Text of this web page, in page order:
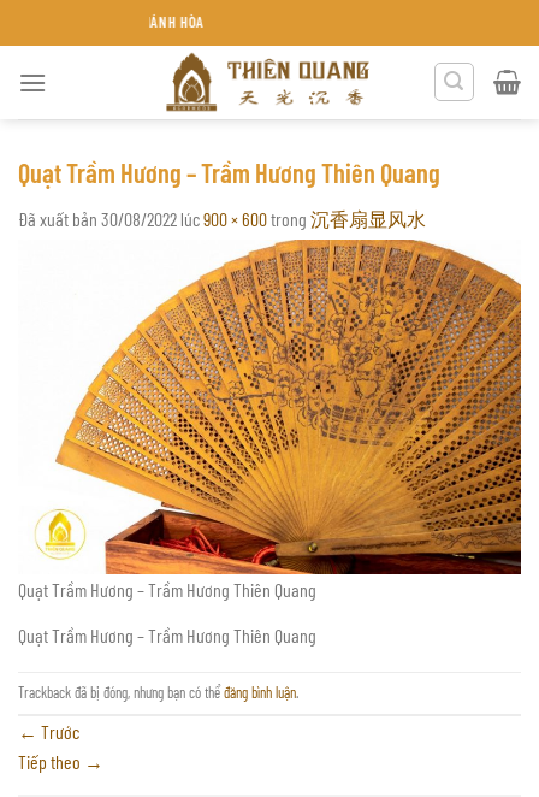
đến
THIÊN QUANG KHÁNH HÒA
Quạt Trầm Hương – Trầm Hương Thiên Quang
Đã xuất bản 30/08/2022 lúc900 × 600trong 沉香扇显风水
Quạt Trầm Hương – Trầm Hương Thiên Quang
Quạt Trầm Hương – Trầm Hương Thiên Quang
Trackback đã bị đóng, nhưng bạn có thểđăng bình luận.
← Trước
Tiếp theo →